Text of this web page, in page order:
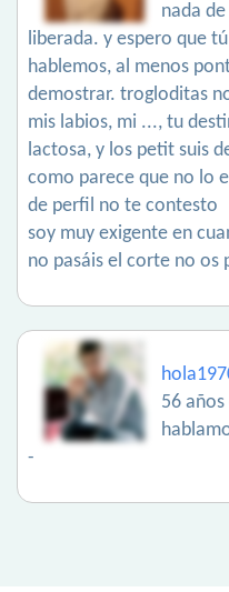
nada
liberada. y espero que
hablemos, al menos
demostrar. trogloditas
mis labios, mi ..., tu
lactosa, y los petit suis
como parece que no lo
de perfil no te contesto
soy muy exigente en
no pasáis el corte no os
56 años
-